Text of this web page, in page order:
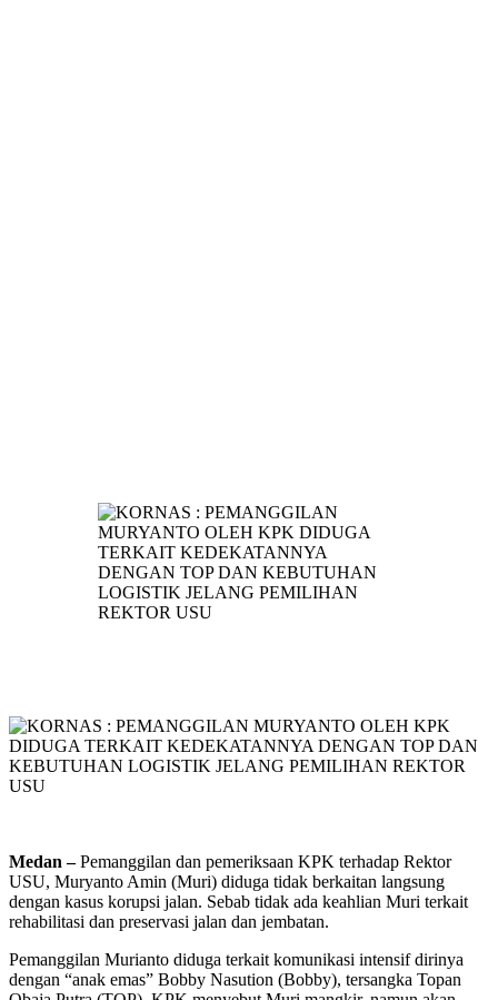
Medan –Pemanggilan dan pemeriksaan KPK terhadap Rektor
USU, Muryanto Amin (Muri) diduga tidak berkaitan langsung
dengan kasus korupsi jalan. Sebab tidak ada keahlian Muri terkait
rehabilitasi dan preservasi jalan dan jembatan.
Pemanggilan Murianto diduga terkait komunikasi intensif dirinya
dengan “anak emas” Bobby Nasution (Bobby), tersangka Topan